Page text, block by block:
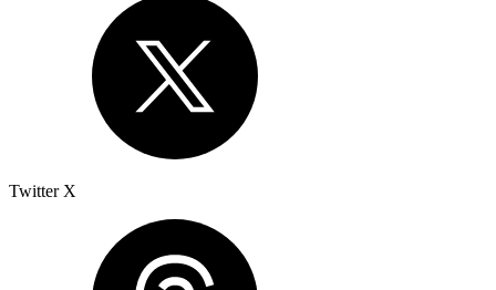
Twitter X